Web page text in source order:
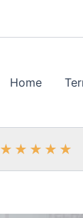
Home
★ ★ ★ ★ ★